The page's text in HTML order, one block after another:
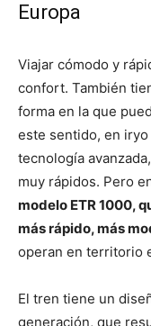
Europa
Viajar cómodo y
confort. También
forma en la que
este sentido, en
tecnología
muy rápidos. Pero
modelo ETR 1000,
más rápido, más
operan en territorio
El tren tiene un
generación, que